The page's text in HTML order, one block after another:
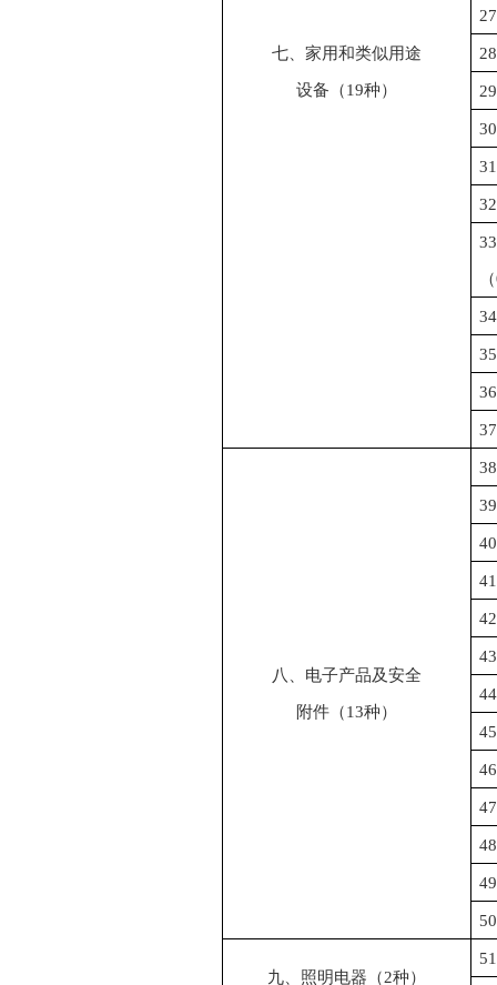
七、家用和类似用途
设备（19种）
（
八、电子产品及安全
附件（13种）
九、照明电器（2种）